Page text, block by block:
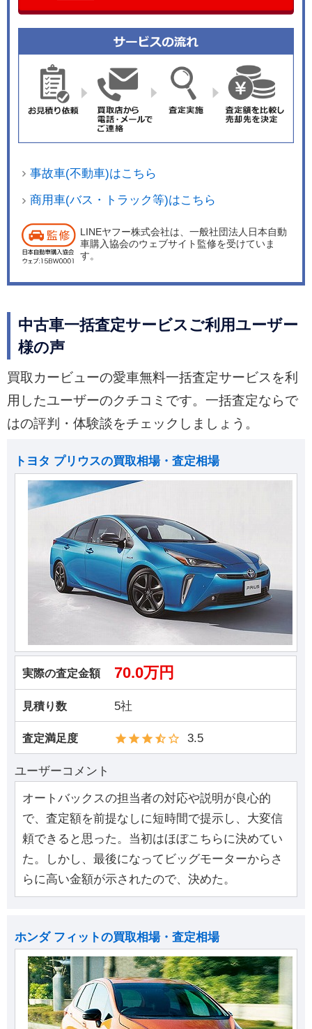
事故車(不動車)はこちら
商用車(バス・トラック等)はこちら
LINEヤフー株式会社は、一般社団法人日本自動
車購入協会のウェブサイト監修を受けていま
す。
中古車一括査定サービスご利用ユーザー
様の声
買取カービューの愛車無料一括査定サービスを利
用したユーザーのクチコミです。一括査定ならで
はの評判・体験談をチェックしましょう。
トヨタ プリウスの買取相場・査定相場
実際の査定金額 70.0万円
見積り数 5社
査定満足度 3.5
ユーザーコメント
オートバックスの担当者の対応や説明が良心的
で、査定額を前提なしに短時間で提示し、大変信
頼できると思った。当初はほぼこちらに決めてい
た。しかし、最後になってビッグモーターからさ
らに高い金額が示されたので、決めた。
ホンダ フィットの買取相場・査定相場